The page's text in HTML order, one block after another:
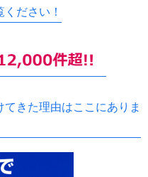
ださい！
きた理由はここにありま